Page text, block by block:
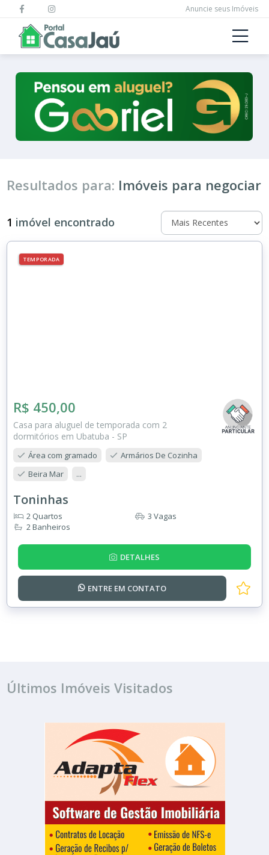
Anuncie seus Imóveis
Resultados para: Imóveis para negociar
1 imóvel encontrado
TEMPORADA
R$ 450,00
Casa para aluguel de temporada com 2
dormitórios em Ubatuba - SP
Área com gramado
Armários De Cozinha
Beira Mar
...
Toninhas
2 Quartos
2 Banheiros
3 Vagas
DETALHES
ENTRE EM CONTATO
Últimos Imóveis Visitados